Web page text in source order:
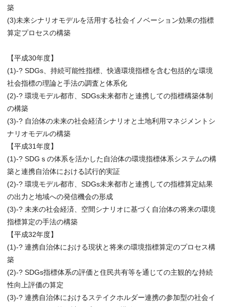
築
(3)未来シナリオモデルを活用する社会イノベーション効果の指標
算定プロセスの構築
【平成30年度】
(1)-? SDGs、持続可能性指標、快適環境指標を含む包括的な環境
社会指標の理論と手法の調査と体系化
(2)-? 環境モデル都市、SDGs未来都市と連携しての指標構築体制
の構築
(3)-? 自治体の未来の社会経済シナリオと土地利用マネジメントシ
ナリオモデルの構築
【平成31年度】
(1)-? SDGｓの体系を活かした自治体の環境指標体系システムの構
築と連携自治体における試行的実証
(2)-? 環境モデル都市、SDGs未来都市と連携しての指標算定結果
の出力と地域への発信機会の形成
(3)-? 未来の社会経済、空間シナリオに基づく自治体の将来の環境
指標算定の手法の構築
【平成32年度】
(1)-? 連携自治体における現状と将来の環境指標算定のプロセス構
築
(2)-? SDGs指標体系の評価と住民共有等を通じての主観的な持続
性向上評価の算定
(3)-? 連携自治体におけるステイクホルダー連携の参加型の社会イ